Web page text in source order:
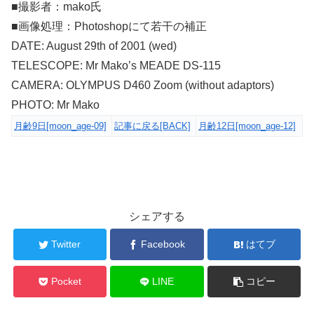
■撮影者：mako氏
■画像処理：Photoshopにて若干の補正
DATE: August 29th of 2001 (wed)
TELESCOPE: Mr Mako’s MEADE DS-115
CAMERA: OLYMPUS D460 Zoom (without adaptors)
PHOTO: Mr Mako
月齢9日[moon_age-09] 記事に戻る[BACK] 月齢12日[moon_age-12]
シェアする
Twitter Facebook はてブ
Pocket LINE コピー